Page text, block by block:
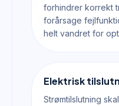
forhindrer korrekt
forårsage
helt vandret for
Elektrisk
Strømtilslutning